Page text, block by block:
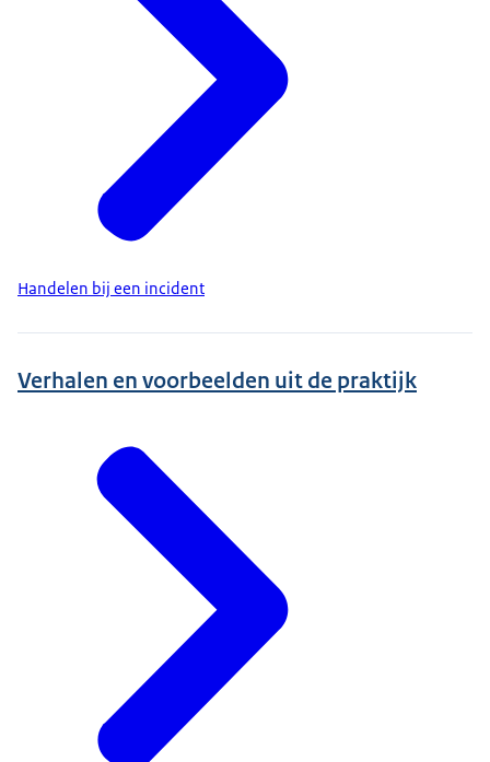
Handelen bij een incident
Verhalen en voorbeelden uit de praktijk